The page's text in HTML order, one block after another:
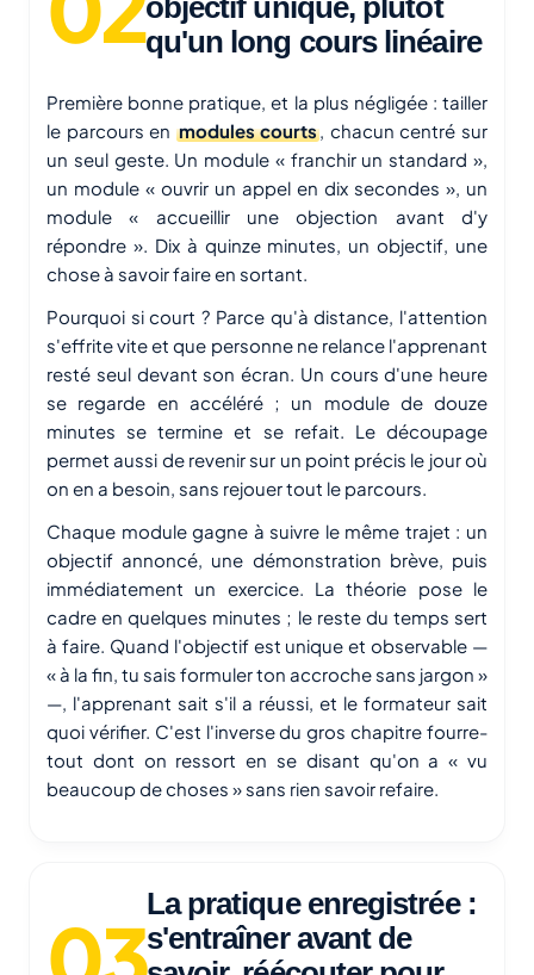
objectif unique, plutôt
qu'un long cours linéaire
Première bonne pratique, et la plus négligée : tailler
le parcours enmodules courts, chacun centré sur
un seul geste. Un module « franchir un standard »,
un module « ouvrir un appel en dix secondes », un
module « accueillir une objection avant d'y
répondre ». Dix à quinze minutes, un objectif, une
chose à savoir faire en sortant.
Pourquoi si court ? Parce qu'à distance, l'attention
s'effrite vite et que personne ne relance l'apprenant
resté seul devant son écran. Un cours d'une heure
se regarde en accéléré ; un module de douze
minutes se termine et se refait. Le découpage
permet aussi de revenir sur un point précis le jour où
on en a besoin, sans rejouer tout le parcours.
Chaque module gagne à suivre le même trajet : un
objectif annoncé, une démonstration brève, puis
immédiatement un exercice. La théorie pose le
cadre en quelques minutes ; le reste du temps sert
à faire. Quand l'objectif est unique et observable —
« à la fin, tu sais formuler ton accroche sans jargon »
—, l'apprenant sait s'il a réussi, et le formateur sait
quoi vérifier. C'est l'inverse du gros chapitre fourre-
tout dont on ressort en se disant qu'on a « vu
beaucoup de choses » sans rien savoir refaire.
La pratique enregistrée :
s'entraîner avant de